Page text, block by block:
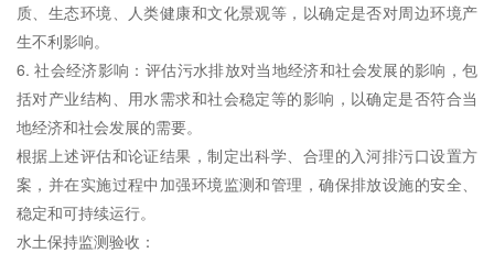
质、生态环境、人类健康和文化景观等，以确定是否对周边环境产
生不利影响。
6. 社会经济影响：评估污水排放对当地经济和社会发展的影响，包
括对产业结构、用水需求和社会稳定等的影响，以确定是否符合当
地经济和社会发展的需要。
根据上述评估和论证结果，制定出科学、合理的入河排污口设置方
案，并在实施过程中加强环境监测和管理，确保排放设施的安全、
稳定和可持续运行。
水土保持监测验收：